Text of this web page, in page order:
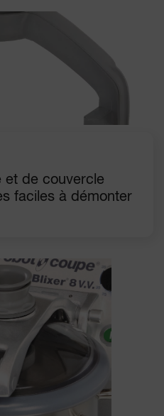
et de couvercle
faciles à démonter